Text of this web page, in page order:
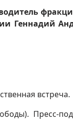
Геннадий
встреча.
Пресс-